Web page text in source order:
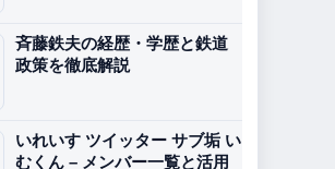
斉藤鉄夫の経歴・学歴と鉄道
政策を徹底解説
いれいす ツイッター サブ垢 い
むくん – メンバー一覧と活用